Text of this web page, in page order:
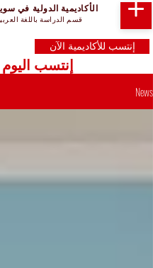
الأكاديمية الدولية في
قسم الدراسة باللغة
إنتسب للأكاديمية الآن
إنتسب اليوم
News